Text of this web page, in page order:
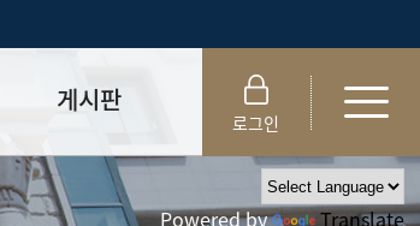
게시판
공지사항
로그인
Powered by Translate